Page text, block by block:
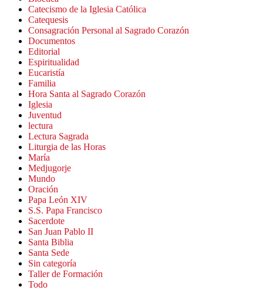
Catecismo de la Iglesia Católica
Catequesis
Consagración Personal al Sagrado Corazón
Documentos
Editorial
Espiritualidad
Eucaristía
Familia
Hora Santa al Sagrado Corazón
Iglesia
Juventud
lectura
Lectura Sagrada
Liturgia de las Horas
María
Medjugorje
Mundo
Oración
Papa León XIV
S.S. Papa Francisco
Sacerdote
San Juan Pablo II
Santa Biblia
Santa Sede
Sin categoría
Taller de Formación
Todo